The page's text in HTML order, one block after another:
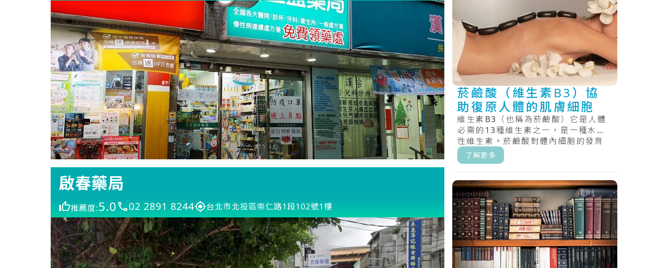
啟春藥局
推薦度:5.0 02 2891 8244 台北市北投區崇仁路1段102號1樓
菸鹼酸（維生素B3）協
助復原人體的肌膚細胞
維生素B3（也稱為菸鹼酸）它是人體
必需的13種維生素之一，是一種水溶
性維生素。菸鹼酸對體內細胞的發育
和功能很重要。其功效不只有合成人
體D.....
了解更多